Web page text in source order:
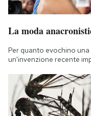
La moda
Per quanto evochino
un'invenzione recente